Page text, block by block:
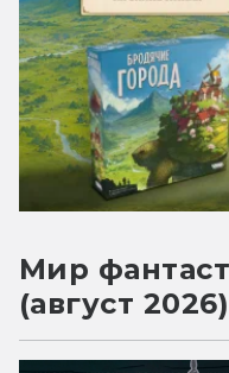
Мир
(август 2026)